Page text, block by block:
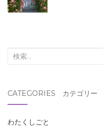
検
象:
CATEGORIES カテゴリー
わたくしごと